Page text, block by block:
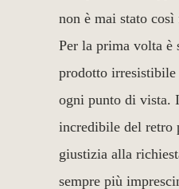
non è mai stato così
Per la prima volta è
prodotto irresistibile
ogni punto di
incredibile del retro
giustizia alla
sempre più